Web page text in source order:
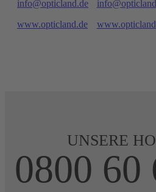
info@opticland.de
www.opticland.de
UNSERE
0800 60